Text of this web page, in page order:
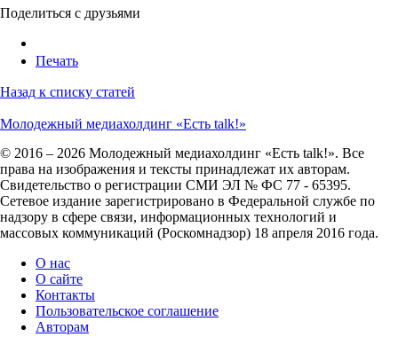
Поделиться с друзьями
Печать
Назад к списку статей
Молодежный медиахолдинг «Есть talk!»
© 2016 – 2026 Молодежный медиахолдинг «Есть talk!». Все
права на изображения и тексты принадлежат их авторам.
Свидетельство о регистрации СМИ ЭЛ № ФС 77 - 65395.
Сетевое издание зарегистрировано в Федеральной службе по
надзору в сфере связи, информационных технологий и
массовых коммуникаций (Роскомнадзор) 18 апреля 2016 года.
О нас
О сайте
Контакты
Пользовательское соглашение
Авторам